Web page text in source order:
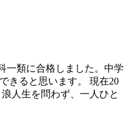
一類に合格しました。中学
きると思います。 現在20
人生を問わず、一人ひと